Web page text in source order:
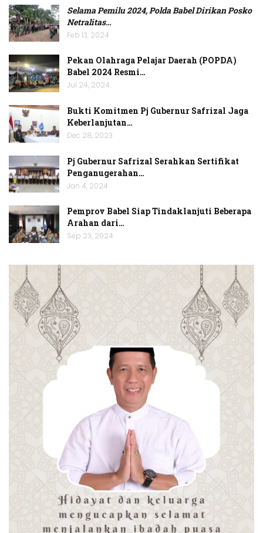
Selama Pemilu 2024, Polda Babel Dirikan Posko
Netralitas…
Feb 13, 2024
Pekan Olahraga Pelajar Daerah (POPDA)
Babel 2024 Resmi…
Jul 24, 2024
Bukti Komitmen Pj Gubernur Safrizal Jaga
Keberlanjutan…
Dec 28, 2023
Pj Gubernur Safrizal Serahkan Sertifikat
Penganugerahan…
Jan 4, 2024
Pemprov Babel Siap Tindaklanjuti Beberapa
Arahan dari…
Sep 23, 2024